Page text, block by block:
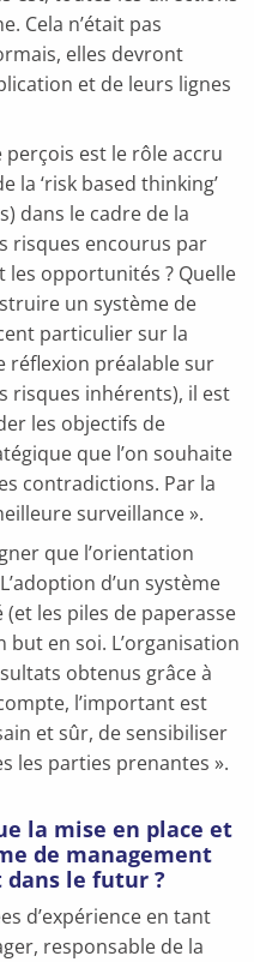
Cela n’était pas
elles devront
et de leurs lignes
perçois est le rôle accru
la ‘risk based thinking’
dans le cadre de la
risques encourus par
les opportunités ? Quelle
un système de
particulier sur la
réflexion préalable sur
risques inhérents), il est
les objectifs de
que l’on souhaite
contradictions. Par la
surveillance ».
que l’orientation
d’un système
les piles de paperasse
but en soi. L’organisation
obtenus grâce à
l’important est
et sûr, de sensibiliser
les parties prenantes ».
la mise en place et
de management
le futur ?
d’expérience en tant
responsable de la